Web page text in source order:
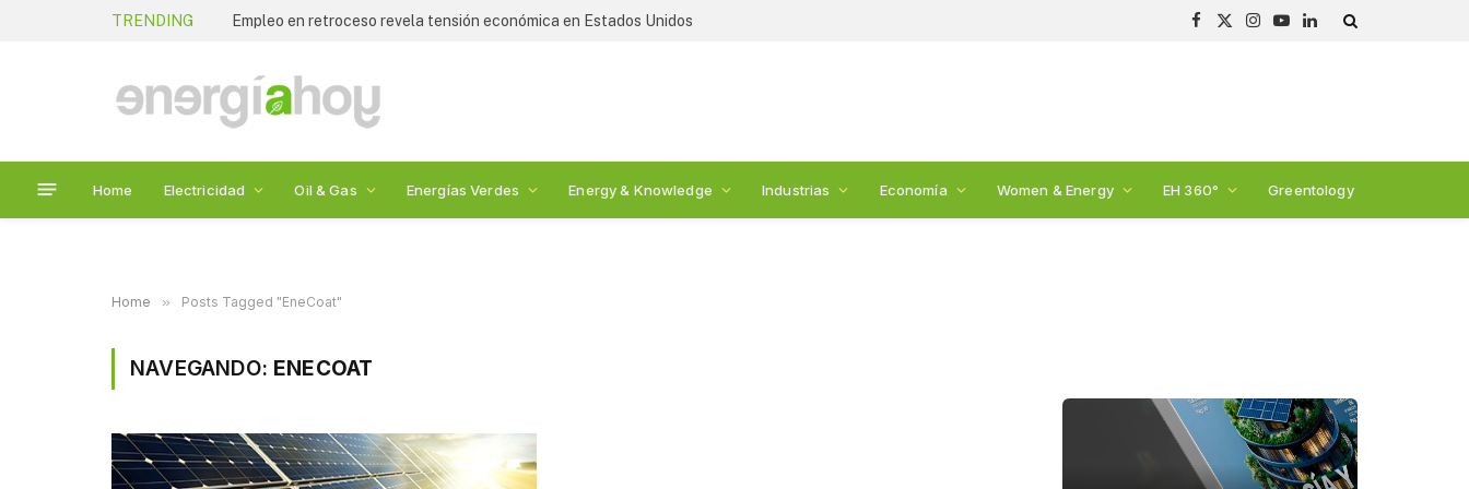
TRENDING Empleo en retroceso revela tensión económica en Estados Unidos
Facebook
X
Instagram
YouTubeLinkedIn
Home Electricidad Oil & Gas Energías Verdes Energy & Knowledge Industrias Economía Women & Energy EH 360° Greentology
Home » Posts Tagged "EneCoat"
NAVEGANDO: ENECOAT